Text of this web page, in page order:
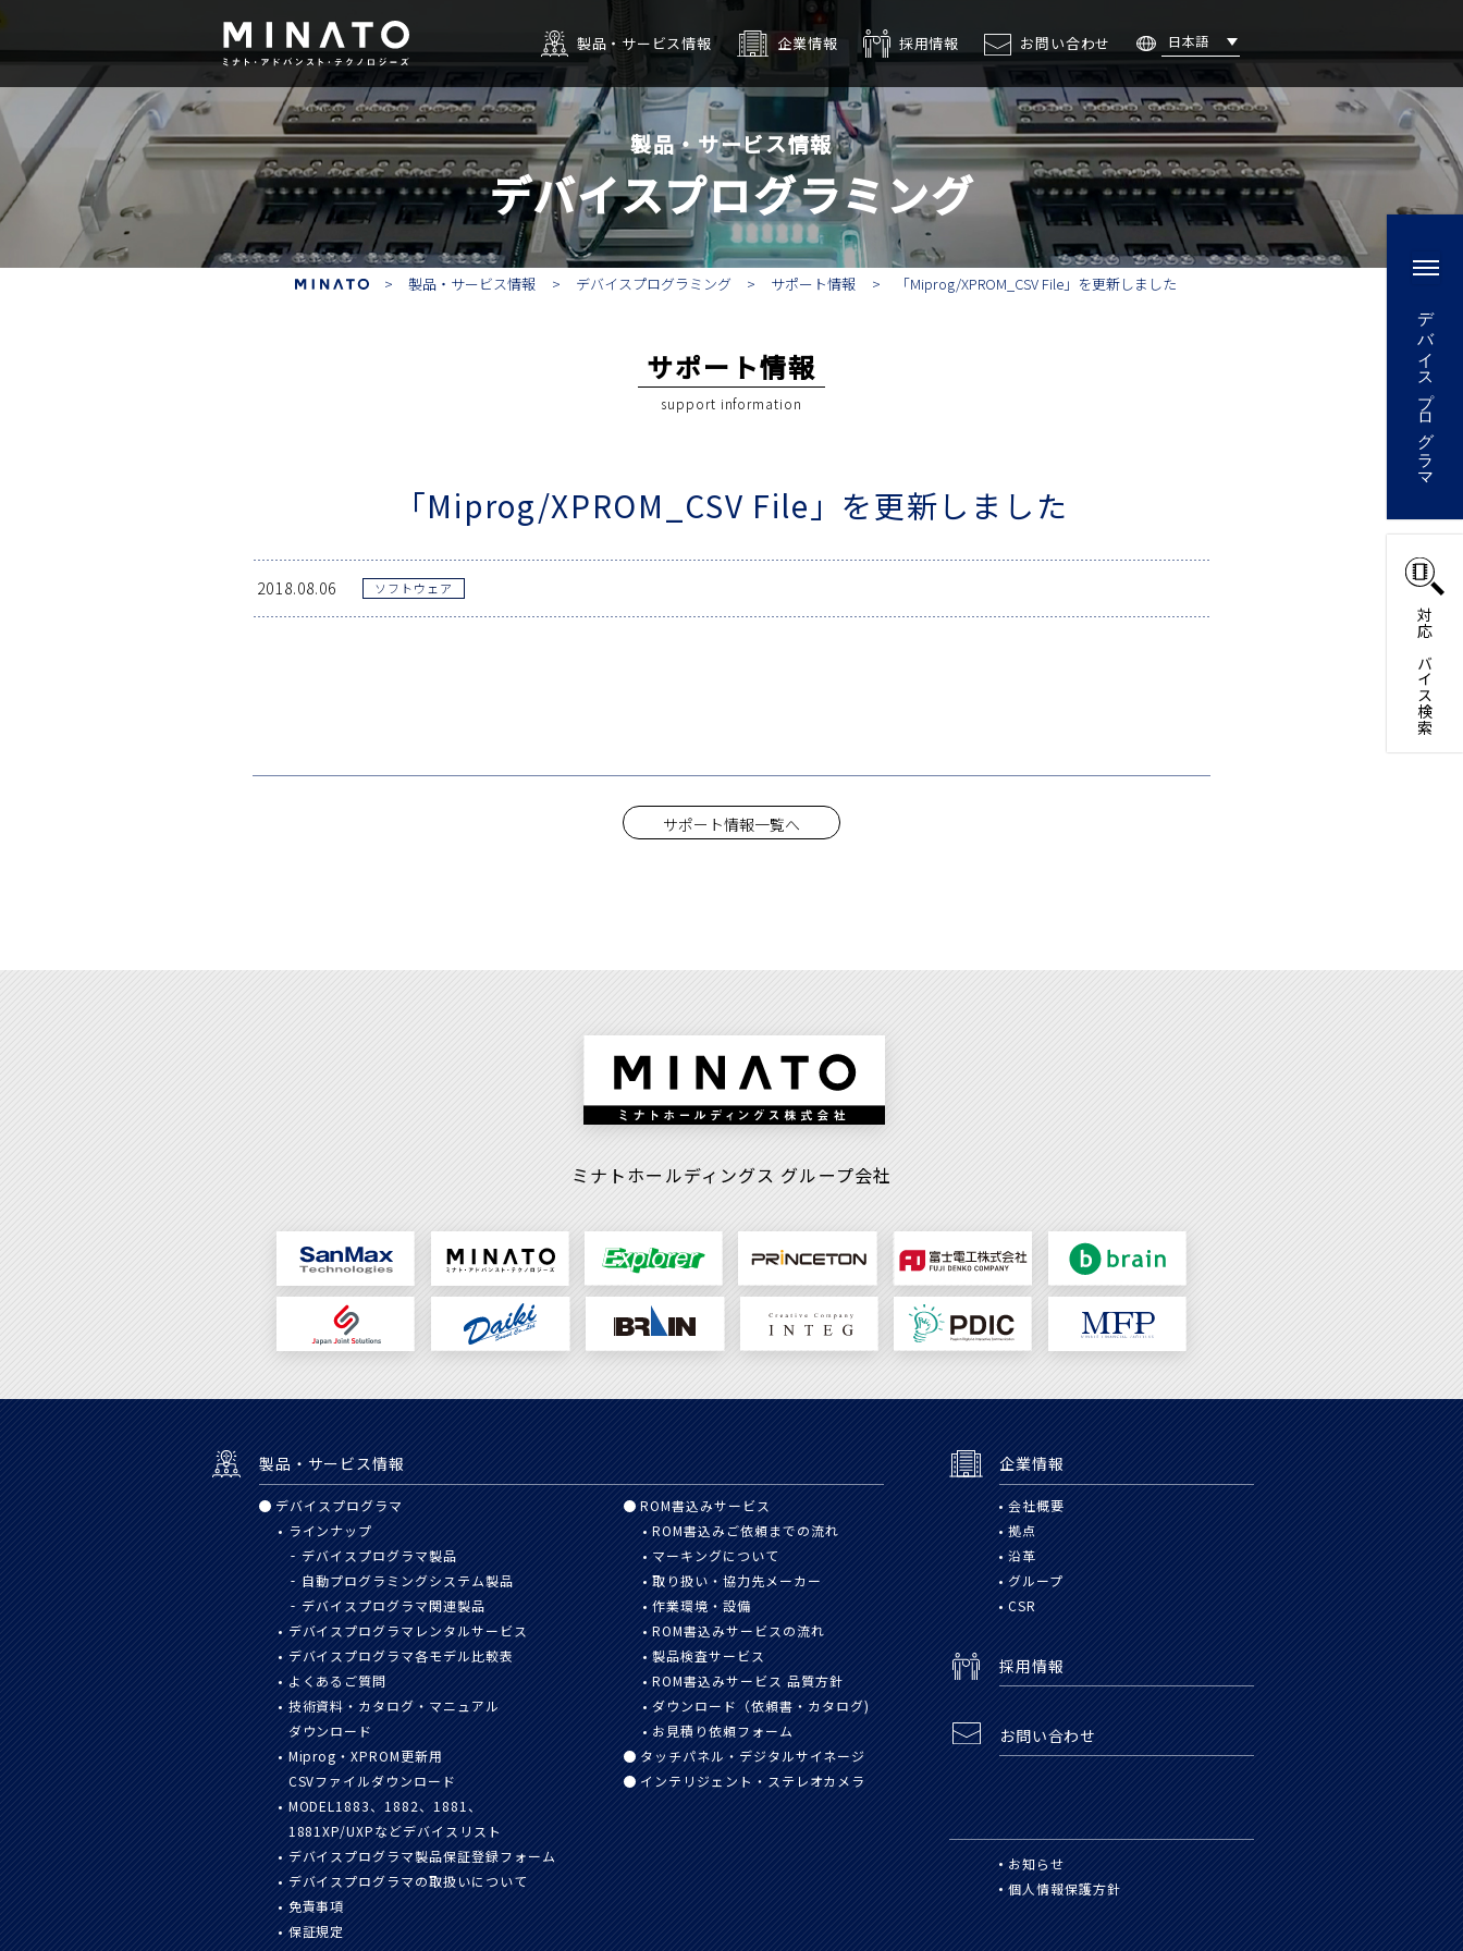
製品・サービス情報
デバイスプログラマ ROM書込みサービス タッチパネル・デジタルサイネージ インテリジェント・ステレオカメラ
企業情報
会社概要 拠点 沿革 CSR
採用情報 お問い合わせ 日本語
製品・サービス情報
デバイスプログラミング
製品・サービス情報 デバイスプログラミング サポート情報 「Miprog/XPROM_CSV File」を更新しました
サポート情報
support information
「Miprog/XPROM_CSV File」を更新しました
2018.08.06 ソフトウェア
サポート情報一覧へ
デバイスプログラマ
対応デバイス検索
ミナトホールディングス グループ会社
製品・サービス情報
デバイスプログラマ
ラインナップ
デバイスプログラマ製品
自動プログラミングシステム製品
デバイスプログラマ関連製品
デバイスプログラマレンタルサービス
デバイスプログラマ各モデル比較表
よくあるご質問
技術資料・カタログ・マニュアル
ダウンロード
Miprog・XPROM更新用
CSVファイルダウンロード
MODEL1883、1882、1881、
1881XP/UXPなどデバイスリスト
デバイスプログラマ製品保証登録フォーム
デバイスプログラマの取扱いに ついて
免責事項
保証規定
ROM書込みサービス
ROM書込みご依頼までの流れ
マーキングについて
取り扱い・協力先メーカー
作業環境・設備
ROM書込みサービスの流れ
製品検査サービス
ROM書込みサービス 品質方針
ダウンロード（依頼書・カタログ)
お見積り依頼フォーム
タッチパネル・デジタルサイネージ
インテリジェント・ステレオカメラ
企業情報
会社概要
拠点
沿革
グループ
CSR
採用情報
お問い合わせ
お知らせ
個人情報保護方針